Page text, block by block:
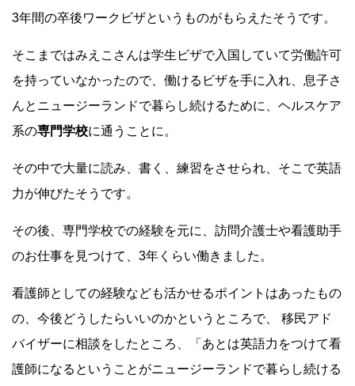
3年間の卒後ワークビザというものがもらえたそうです。
そこまではみえこさんは学生ビザで入国していて労働許可
を持っていなかったので、 働けるビザを手に入れ、 息子さ
んとニュージーランドで暮らし続けるために、ヘルスケア
系の専門学校に通うことに。
その中で大量に読み、書く、練習をさせられ、そこで英語
力が伸びたそうです。
その後、専門学校での経験を元に、訪問介護士や看護助手
のお仕事を見つけて、3年くらい働きました。
看護師としての経験なども活かせるポイントはあったもの
の、今後どうしたらいいのかというところで、 移民アド
バイザーに相談をしたところ、「あとは英語力をつけて看
護師になるということがニュージーランドで暮らし続ける